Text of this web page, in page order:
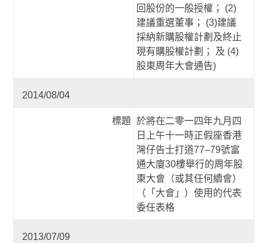
回股份的一般授權； (2)
建議重選董事； (3)建議
採納新購股權計劃及終止
現有購股權計劃； 及 (4)
股東周年大會通告)
2014/08/04
標題
於將在二零一四年九月四
日上午十一時正假座香港
灣仔告士打道77–79號富
通大廈30樓舉行的周年股
東大會（或其任何續會）
（「大會」）使用的代表
委任表格
2013/07/09